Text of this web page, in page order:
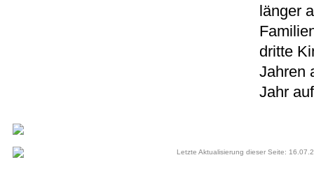
länger
dritte
Jahren
Jahr
Letzte Aktualisierung dieser Seite: